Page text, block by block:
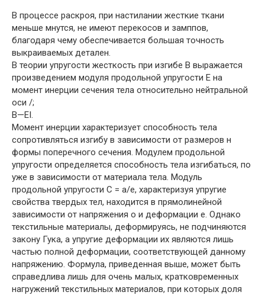
В процессе раскроя, при настилании жесткие ткани
меньше мнутся, не имеют перекосов и замппов,
благодаря чему обеспечивается большая точность
выкраиваемых детален.
В теории упругости жесткость при изгибе В выражается
произведением модуля продольной упругости Е на
момент инерции сечения тела относительно нейтральной
оси /;
B—EI.
Момент инерции характеризует способность тела
сопротивляться изгибу в зависимости от размеров н
формы поперечного сечения. Модулем продольной
упругости определяется способность тела изгибаться, по
уже в зависимости от материала тела. Модуль
продольной упругости С = а/е, характеризуя упругие
свойства твердых тел, находится в прямолинейной
зависимости от напряжения о и деформации е. Однако
текстильные материалы, деформируясь, не подчиняются
закону Гука, а упругие деформации их являются лишь
частью полной деформации, соответствующей данному
напряжению. Формула, приведенная выше, может быть
справедлива лишь для очень малых, кратковременных
нагружений текстильных материалов, при которых доля